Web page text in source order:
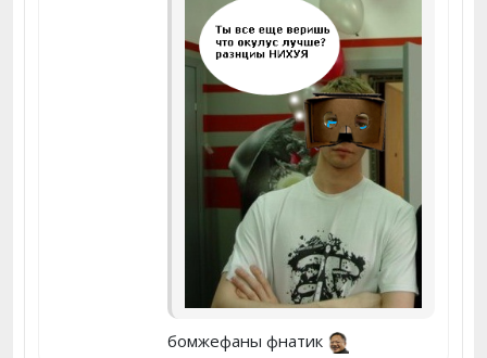
бомжефаны фнатик